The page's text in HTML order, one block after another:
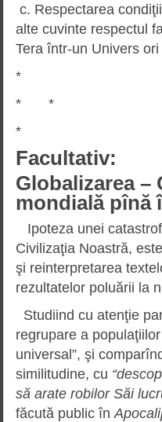
c. Respectarea
alte cuvinte respectul
Tera într-un Univers
*
* *
*
Facultativ:
Globalizarea –
mondială pînă
Ipoteza unei
Civilizaţia Noastră,
şi reinterpretarea
rezultatelor poluării la
Studiind cu atenţie
regrupare a
universal”, şi
similitudine, cu
să arate robilor Săi
făcută public în